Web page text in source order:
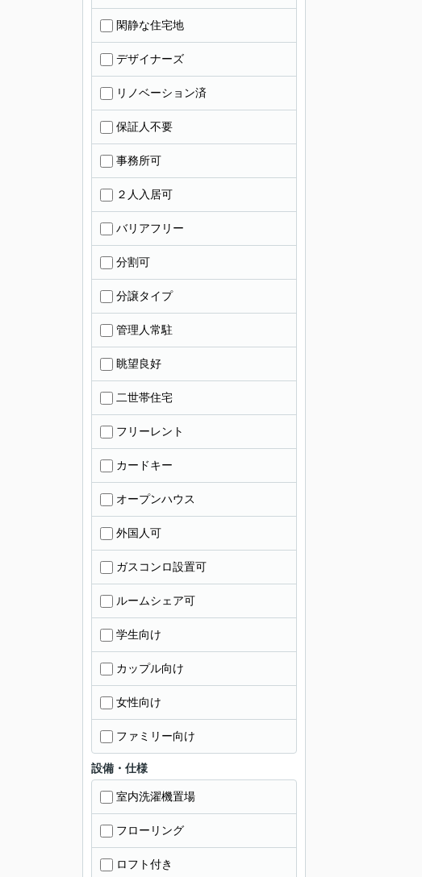
閑静な住宅地
デザイナーズ
リノベーション済
保証人不要
事務所可
２人入居可
バリアフリー
分割可
分譲タイプ
管理人常駐
眺望良好
二世帯住宅
フリーレント
カードキー
オープンハウス
外国人可
ガスコンロ設置可
ルームシェア可
学生向け
カップル向け
女性向け
ファミリー向け
設備・仕様
室内洗濯機置場
フローリング
ロフト付き